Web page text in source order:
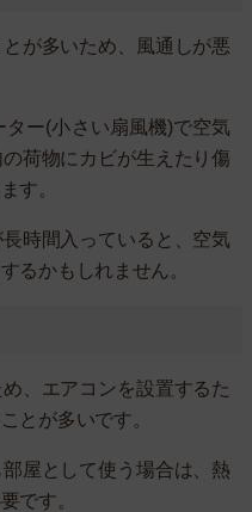
が多いため、風通しが悪
ー(小さい扇風機)で空気
荷物にカビが生えたり傷
す。
時間入っていると、空気
るかもしれません。
、エアコンを設置するた
とが多いです。
屋として使う場合は、熱
です。